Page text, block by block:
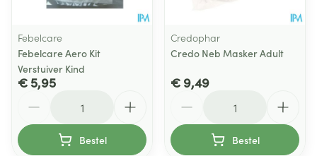
Febelcare
Febelcare Aero Kit
Verstuiver Kind
€ 5,95
Bestel
Credophar
Credo Neb Masker Adult
€ 9,49
Bestel